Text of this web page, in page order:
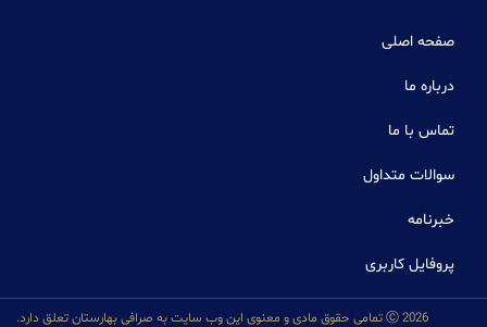
صفحه اصلی
درباره ما
تماس با ما
سوالات متداول
خبرنامه
پروفایل کاربری
Ⓒ 2026 تمامی حقوق مادی و معنوی این وب سایت به صرافی بهارستان تعلق دارد.